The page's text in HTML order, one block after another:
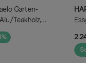
Teakholz,
6